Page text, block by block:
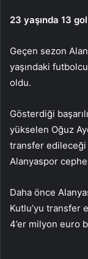
23 yaşında 13
Geçen sezon
yaşındaki
oldu.
Gösterdiği
yükselen Oğuz
transfer
Alanyaspor
Daha önce
Kutlu’yu transfer
4’er milyon euro